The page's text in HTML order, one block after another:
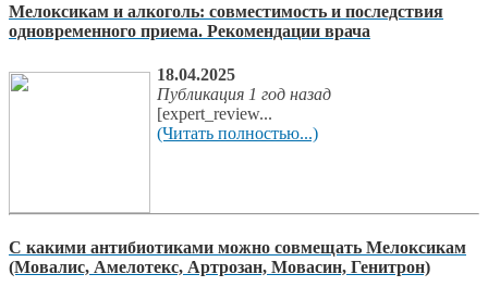
Мелоксикам и алкоголь: совместимость и последствия
одновременного приема. Рекомендации врача
18.04.2025
Публикация 1 год назад
[expert_review...
(Читать полностью...)
С какими антибиотиками можно совмещать Мелоксикам
(Мовалис, Амелотекс, Артрозан, Мовасин, Генитрон)